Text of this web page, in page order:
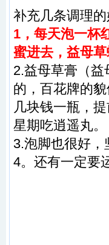
补充几条调理的
1，每天泡一杯
蜜进去，益母
2.益母草膏（
的，百花牌的
几块钱一瓶，
星期吃逍遥丸。
3.泡脚也很好
4。还有一定要